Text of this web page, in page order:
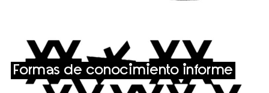
Formas de conocimiento informe